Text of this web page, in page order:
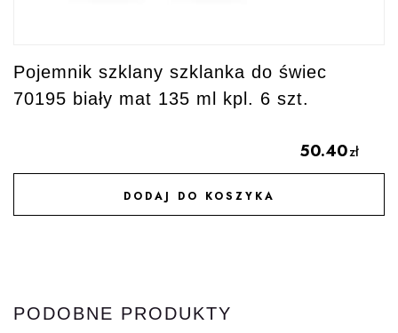
Pojemnik szklany szklanka do świec
70195 biały mat 135 ml kpl. 6 szt.
50.40zł
DODAJ DO KOSZYKA
DODAJ DO ULUBIONYCH
PODOBNE PRODUKTY